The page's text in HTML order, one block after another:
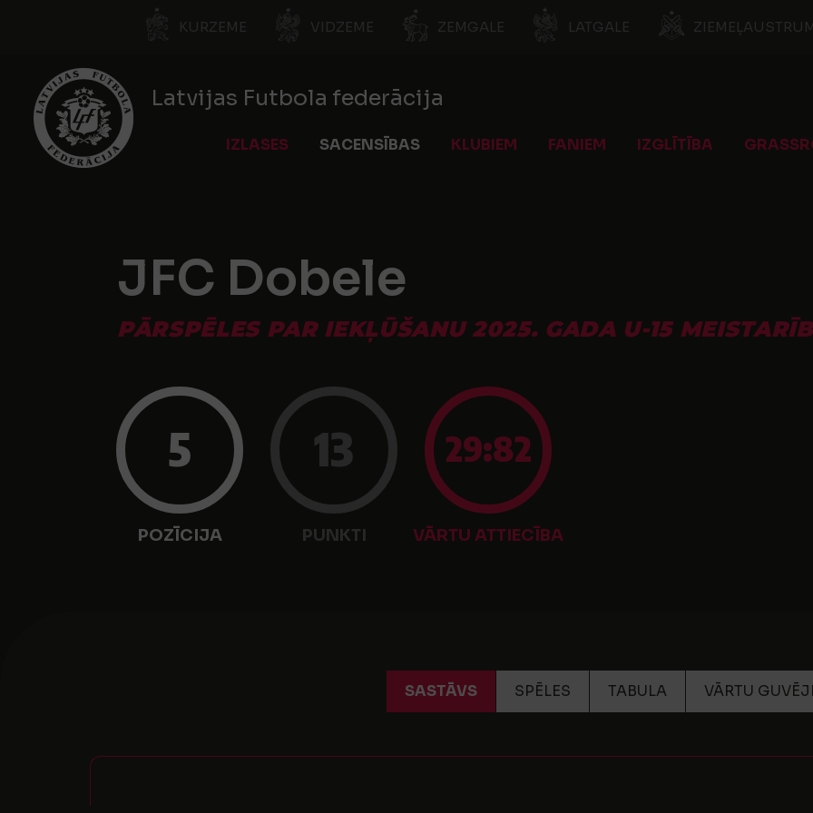
KURZEME VIDZEME ZEMGALE LATGALE
Latvijas Futbola federācija
IZLASES SACENSĪBAS KLUBIEM FANIEM IZGLĪTĪBA
JFC Dobele
PĀRSPĒLES PAR IEKĻŪŠANU 2025. GADA U-15
5
POZĪCIJA
13
PUNKTI
29:82
VĀRTU ATTIECĪBA
SASTĀVS SPĒLES TABULA VĀRTU